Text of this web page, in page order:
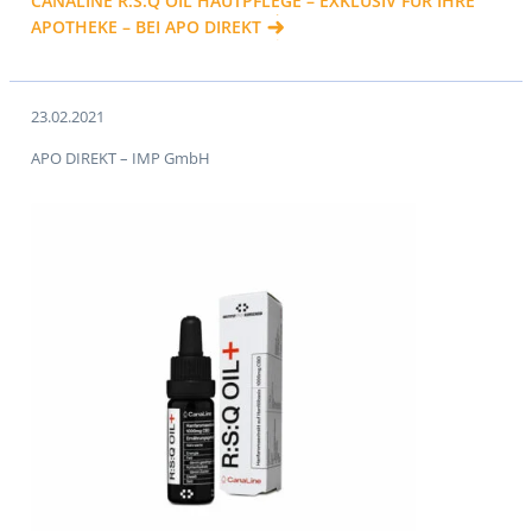
APOTHEKE – BEI APO DIREKT
23.02.2021
APO DIREKT – IMP GmbH